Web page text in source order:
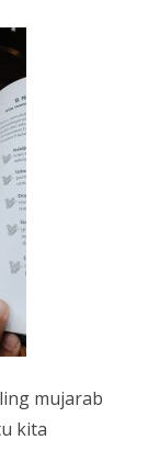
mujarab
kita